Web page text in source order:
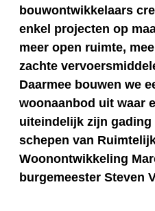
bouwontwikkelaars
enkel projecten op
meer open ruimte,
zachte
Daarmee bouwen we
woonaanbod uit waar
uiteindelijk zijn
schepen van
Woonontwikkeling
burgemeester Steven